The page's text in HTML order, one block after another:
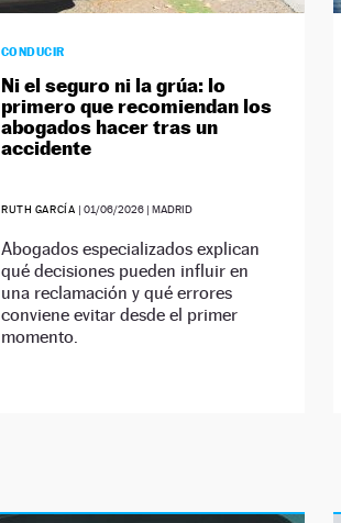
CONDUCIR
Ni el seguro ni la grúa: lo
primero que recomiendan los
abogados hacer tras un
accidente
RUTH GARCÍA | 01/06/2026| MADRID
Abogados especializados explican
qué decisiones pueden influir en
una reclamación y qué errores
conviene evitar desde el primer
momento.